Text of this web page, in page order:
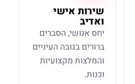
שירות אישי
ואדיב
יחס אנושי, הסברים
ברורים בגובה העיניים
והמלצות מקצועיות
וכנות.